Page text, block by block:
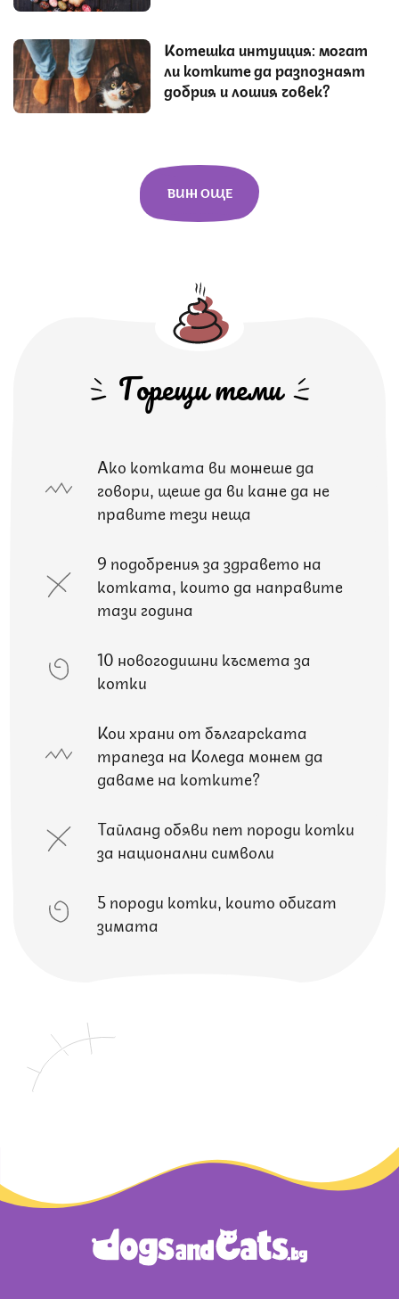
Котешка интуиция: могат
ли котките да разпознаят
добрия и лошия човек?
ВИЖ ОЩЕ
Горещи теми
Ако котката ви можеше да
говори, щеше да ви каже да не
правите тези неща
9 подобрения за здравето на
котката, които да направите
тази година
10 новогодишни късмета за
котки
Кои храни от българската
трапеза на Коледа можем да
даваме на котките?
Тайланд обяви пет породи котки
за национални символи
5 породи котки, които обичат
зимата